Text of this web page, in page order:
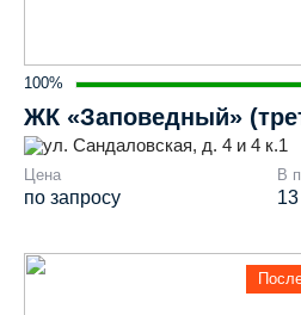
100%
ЖК «Заповедный»
ул. Сандаловская, д. 4 и 4 к.1
Цена
по запросу
В
13